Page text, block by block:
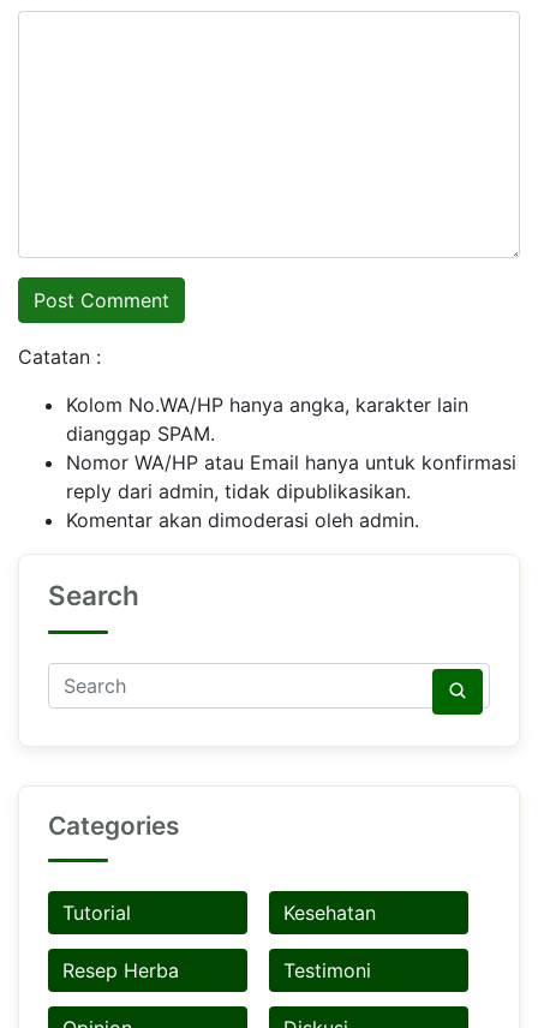
Catatan :
Kolom No.WA/HP hanya angka, karakter lain
dianggap SPAM.
Nomor WA/HP atau Email hanya untuk konfirmasi
reply dari admin, tidak dipublikasikan.
Komentar akan dimoderasi oleh admin.
Search
Categories
Tutorial Kesehatan
Resep Herba Testimoni